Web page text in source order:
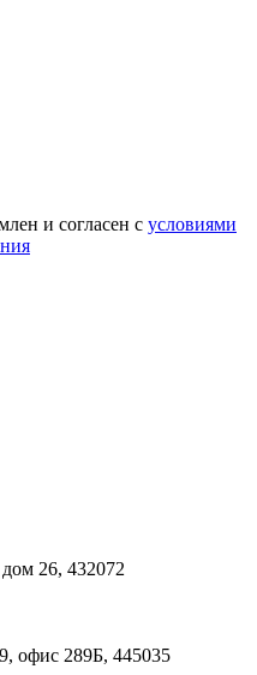
и согласен с условиями
26, 432072
офис 289Б, 445035